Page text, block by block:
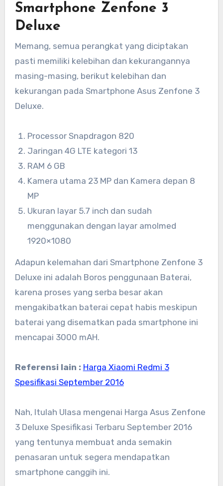
Smartphone Zenfone 3
Deluxe
Memang, semua perangkat yang diciptakan
pasti memiliki kelebihan dan kekurangannya
masing-masing, berikut kelebihan dan
kekurangan pada Smartphone Asus Zenfone 3
Deluxe.
Processor Snapdragon 820
Jaringan 4G LTE kategori 13
RAM 6 GB
Kamera utama 23 MP dan Kamera depan 8
MP
Ukuran layar 5.7 inch dan sudah
menggunakan dengan layar amolmed
1920×1080
Adapun kelemahan dari Smartphone Zenfone 3
Deluxe ini adalah Boros penggunaan Baterai,
karena proses yang serba besar akan
mengakibatkan baterai cepat habis meskipun
baterai yang disematkan pada smartphone ini
mencapai 3000 mAH.
Referensi lain : Harga Xiaomi Redmi 3
Spesifikasi September 2016
Nah, Itulah Ulasa mengenai Harga Asus Zenfone
3 Deluxe Spesifikasi Terbaru September 2016
yang tentunya membuat anda semakin
penasaran untuk segera mendapatkan
smartphone canggih ini.